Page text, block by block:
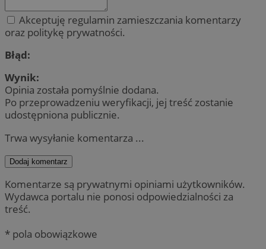
Akceptuję regulamin zamieszczania komentarzy
oraz politykę prywatności.
Błąd:
Wynik:
Opinia została pomyślnie dodana.
Po przeprowadzeniu weryfikacji, jej treść zostanie
udostępniona publicznie.
Trwa wysyłanie komentarza ...
Dodaj komentarz
Komentarze są prywatnymi opiniami użytkowników.
Wydawca portalu nie ponosi odpowiedzialności za
treść.
* pola obowiązkowe